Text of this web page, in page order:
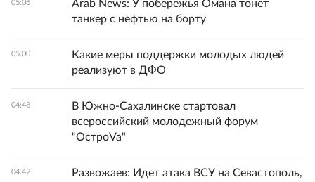
05:06
Arab News: У побережья Омана тонет
танкер с нефтью на борту
05:00
Какие меры поддержки молодых людей
реализуют в ДФО
04:48
В Южно-Сахалинске стартовал
всероссийский молодежный форум
"ОстроVa"
04:42
Развожаев: Идет атака ВСУ на Севастополь,